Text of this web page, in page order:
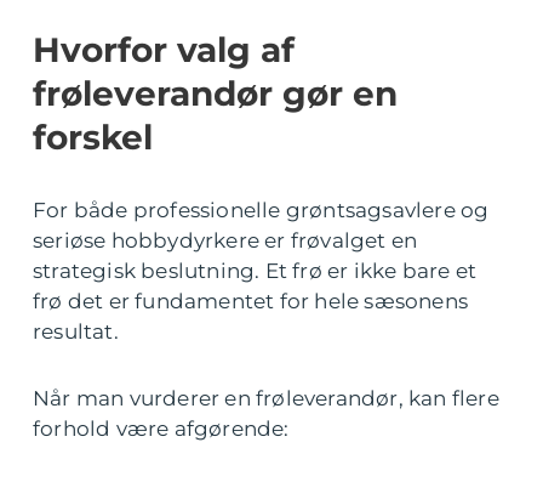
Hvorfor valg af
frøleverandør gør en
forskel
For både professionelle grøntsagsavlere og
seriøse hobbydyrkere er frøvalget en
strategisk beslutning. Et frø er ikke bare et
frø det er fundamentet for hele sæsonens
resultat.
Når man vurderer en frøleverandør, kan flere
forhold være afgørende: